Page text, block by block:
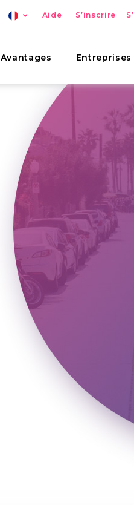
Aide S’inscrire
Avantages Entreprises